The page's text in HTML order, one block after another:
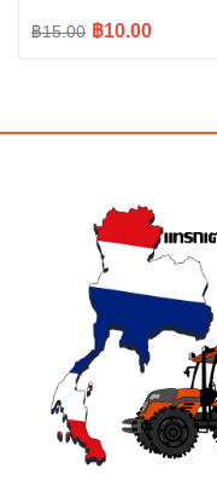
฿15.00
Original฿10.00
Current